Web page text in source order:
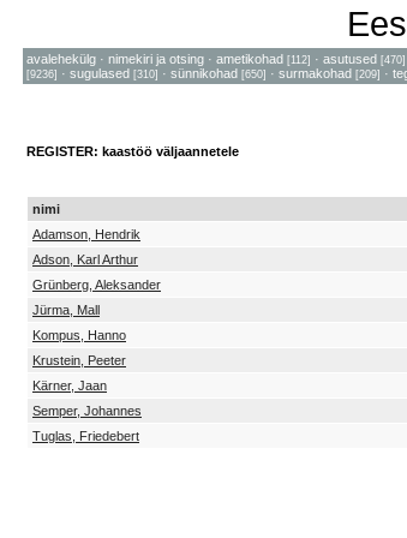
avalehekülg · nimekiri ja otsing · ametikohad [112] · asutused [470]
[9236] · sugulased [310] · sünnikohad [650] · surmakohad [209] ·
REGISTER: kaastöö väljaannetele
nimi
Adamson, Hendrik
Adson, Karl Arthur
Grünberg, Aleksander
Jürma, Mall
Kompus, Hanno
Krustein, Peeter
Kärner, Jaan
Semper, Johannes
Tuglas, Friedebert